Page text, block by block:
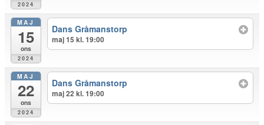
2024
MAJ
15
ons
2024
Dans Gråmanstorp
maj 15 kl. 19:00
MAJ
22
ons
2024
Dans Gråmanstorp
maj 22 kl. 19:00